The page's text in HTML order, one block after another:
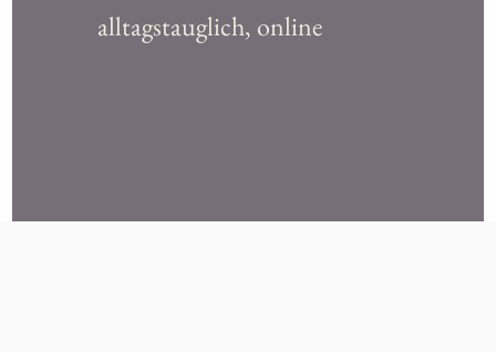
alltagstauglich, online